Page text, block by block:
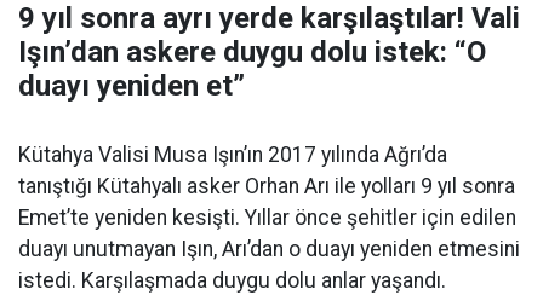
9 yıl sonra ayrı yerde karşılaştılar! Vali
Işın’dan askere duygu dolu istek: “O
duayı yeniden et”
Kütahya Valisi Musa Işın’ın 2017 yılında Ağrı’da
tanıştığı Kütahyalı asker Orhan Arı ile yolları 9 yıl sonra
Emet’te yeniden kesişti. Yıllar önce şehitler için edilen
duayı unutmayan Işın, Arı’dan o duayı yeniden etmesini
istedi. Karşılaşmada duygu dolu anlar yaşandı.